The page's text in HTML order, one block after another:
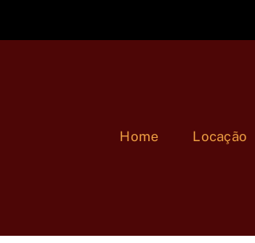
Home Locação